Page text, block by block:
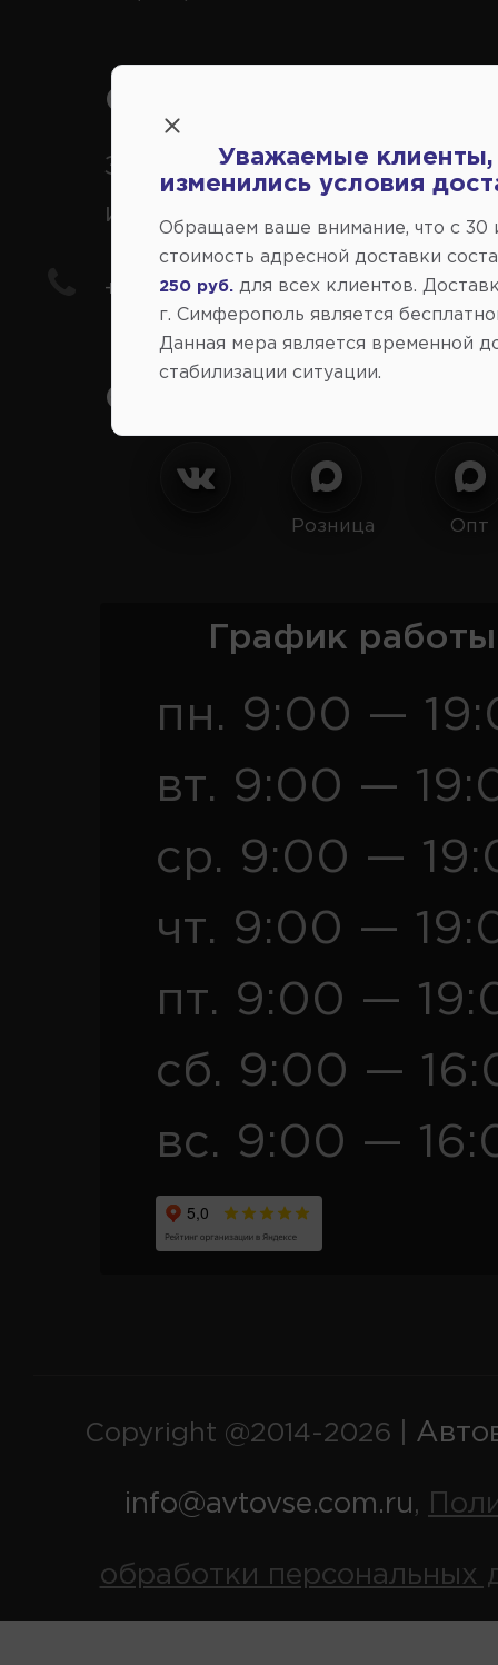
Справочный центр:
Заказ шин, дисков,
иномарки
+7(978) 206-206-8
Социальные сети:
Розница Опт
График
пн. 9:00 —
вт. 9:00 —
ср. 9:00 —
чт. 9:00 —
пт. 9:00 —
сб. 9:00 —
вс. 9:00 —
Copyright @2014-2026 |
info@avtovse.com.ru,
обработки персональных
Уважаемые клиенты,
изменились условия
Обращаем ваше внимание, что c 30
стоимость адресной доставки
250 руб. для всех клиентов.
г. Симферополь является
Данная мера является временной
стабилизации ситуации.